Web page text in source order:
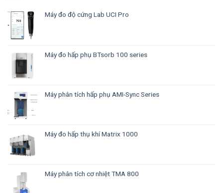
Máy đo độ cứng Lab UCI Pro
Máy đo hấp phụ BTsorb 100 series
Máy phân tích hấp phụ AMI-Sync Series
Máy đo hấp thụ khí Matrix 1000
Máy phân tích cơ nhiệt TMA 800